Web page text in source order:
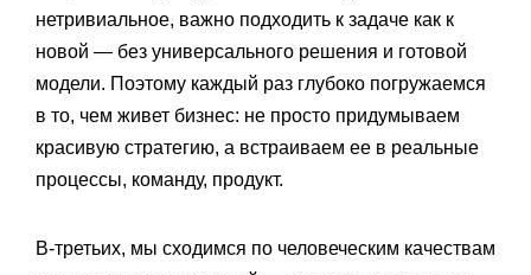
нетривиальное, важно подходить к задаче как к
новой — без универсального решения и готовой
модели. Поэтому каждый раз глубоко погружаемся
в то, чем живет бизнес: не просто придумываем
красивую стратегию, а встраиваем ее в реальные
процессы, команду, продукт.
В-третьих, мы сходимся по человеческим качествам